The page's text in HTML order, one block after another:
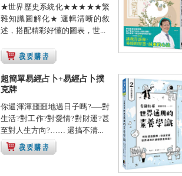
★世界歷史系統化★★★★★繁
雜知識圖解化★ 邏輯清晰的敘
述，搭配精彩好懂的圖表，世...
超簡單易經占卜+易經占卜撲
克牌
你還渾渾噩噩地過日子嗎?──對
生活?對工作?對愛情?對財運?甚
至對人生方向?…… 還搞不清...